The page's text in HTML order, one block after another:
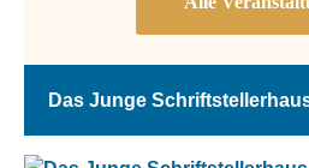
Das Junge